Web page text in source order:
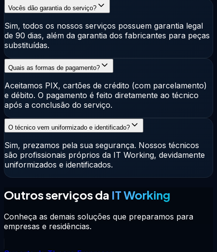
Vocês dão garantia do serviço?
Sim, todos os nossos serviços possuem garantia legal
de 90 dias, além da garantia dos fabricantes para peças
substituídas.
Quais as formas de pagamento?
Aceitamos PIX, cartões de crédito (com parcelamento)
e débito. O pagamento é feito diretamente ao técnico
após a conclusão do serviço.
O técnico vem uniformizado e identificado?
Sim, prezamos pela sua segurança. Nossos técnicos
são profissionais próprios da IT Working, devidamente
uniformizados e identificados.
Outros serviços da IT Working
Conheça as demais soluções que preparamos para
empresas e residências.